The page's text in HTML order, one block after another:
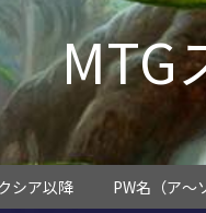
MTG
シア以降 PW名（ア～